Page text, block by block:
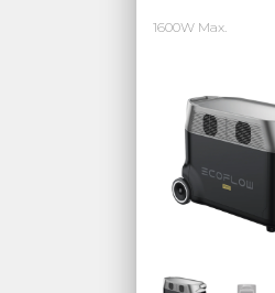
1600W Max.